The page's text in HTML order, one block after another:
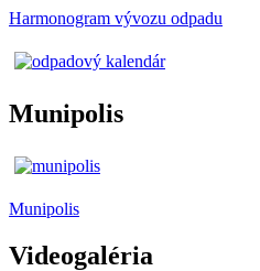
Harmonogram vývozu odpadu
Munipolis
Munipolis
Videogaléria